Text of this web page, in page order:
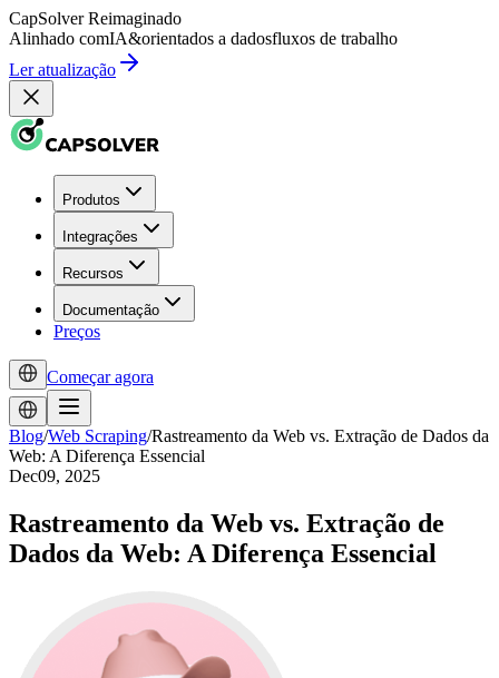
CapSolver Reimaginado
Alinhado comIA&orientados a dadosfluxos de trabalho
Ler atualização
Produtos
Integrações
Recursos
Documentação
Preços
Começar agora
Blog/Web Scraping/Rastreamento da Web vs. Extração de Dados da
Web: A Diferença Essencial
Dec09, 2025
Rastreamento da Web vs. Extração de
Dados da Web: A Diferença Essencial